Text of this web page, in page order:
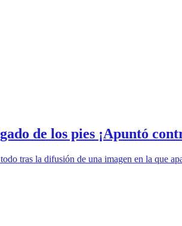
de los pies ¡Apuntó
tras la difusión de una imagen en la que